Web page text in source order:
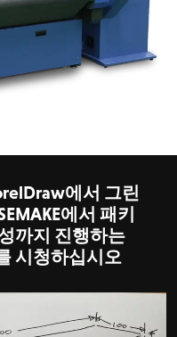
에서 그린
에서 패키
까지 진행하는
시청하십시오